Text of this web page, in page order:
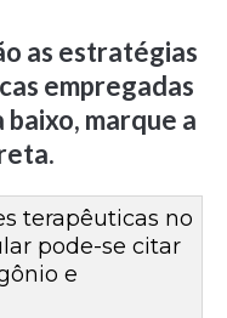
as estratégias
empregadas
marque a
terapêuticas no
pode-se citar
e